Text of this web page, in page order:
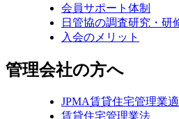
会員サポート体制
日管協の調査研究・研
入会のメリット
管理会社の方へ
JPMA賃貸住宅管理業
賃貸住宅管理業法